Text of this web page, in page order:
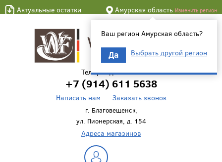
Актуальные остатки Амурская область Изменить регион
Ваш регион Амурская область?
Да Выбрать другой регион
Телефон для связи
+7 (914) 611 5638
Написать нам Заказать звонок
г. Благовещенск,
ул. Пионерская, д. 154
Адреса магазинов